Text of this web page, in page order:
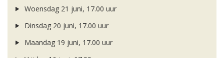
Woensdag 21 juni, 17.00 uur
Dinsdag 20 juni, 17.00 uur
Maandag 19 juni, 17.00 uur